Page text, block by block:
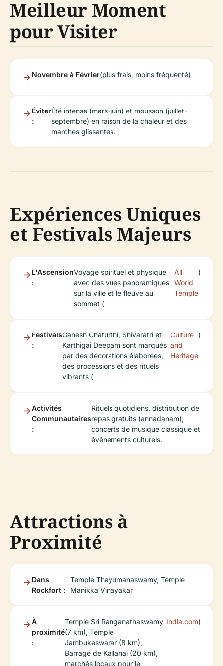
Meilleur Moment
pour Visiter
Novembre à Février(plus frais, moins fréquenté)
Éviter
:
Été intense (mars-juin) et mousson (juillet-
septembre) en raison de la chaleur et des
marches glissantes.
Expériences Uniques
et Festivals Majeurs
L'Ascension
:
Voyage spirituel et physique
avec des vues panoramiques
sur la ville et le fleuve au
sommet (
All
World
Temple
)
Festivals
:
Ganesh Chaturthi, Shivaratri et
Karthigai Deepam sont marqués
par des décorations élaborées,
des processions et des rituels
vibrants (
Culture
and
Heritage
)
Activités
Communautaires
:
Rituels quotidiens, distribution de
repas gratuits (annadanam),
concerts de musique classique et
événements culturels.
Attractions à
Proximité
Dans
Rockfort :
Temple Thayumanaswamy, Temple
Manikka Vinayakar
À
proximité
:
Temple Sri Ranganathaswamy
(7 km), Temple
Jambukeswarar (8 km),
Barrage de Kallanai (20 km),
marchés locaux pour le
India.com)